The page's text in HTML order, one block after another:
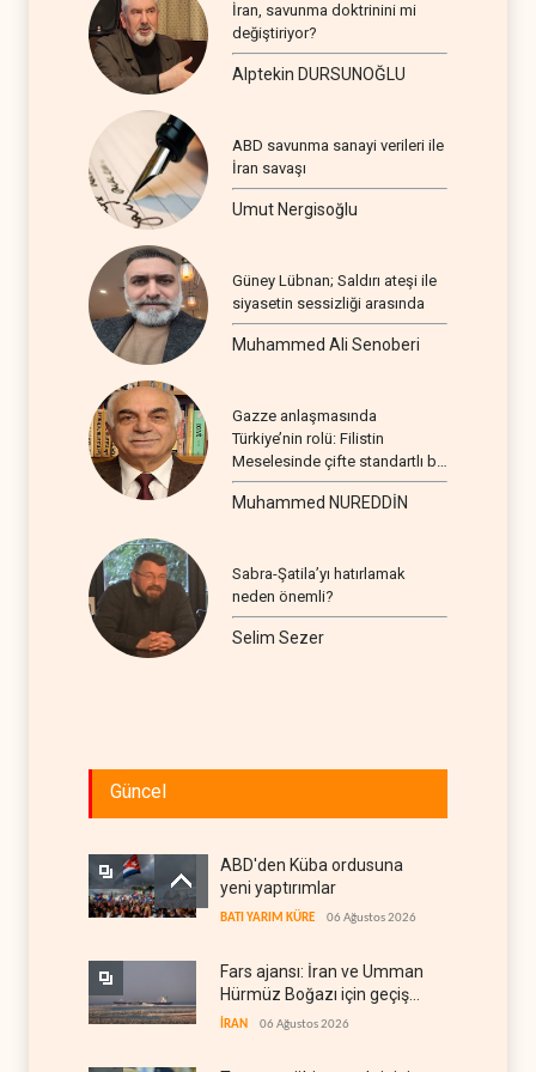
İran, savunma doktrinini mi
değiştiriyor?
Alptekin DURSUNOĞLU
ABD savunma sanayi verileri ile
İran savaşı
Umut Nergisoğlu
Güney Lübnan; Saldırı ateşi ile
siyasetin sessizliği arasında
Muhammed Ali Senoberi
Gazze anlaşmasında
Türkiye’nin rolü: Filistin
Meselesinde çifte standartlı bir
seyir
Muhammed NUREDDİN
Sabra-Şatila’yı hatırlamak
neden önemli?
Selim Sezer
Güncel
ABD'den Küba ordusuna
yeni yaptırımlar
BATI YARIM KÜRE 06 Ağustos 2026
Fars ajansı: İran ve Umman
Hürmüz Boğazı için geçiş
koridorlarında anlaştı
İRAN 06 Ağustos 2026